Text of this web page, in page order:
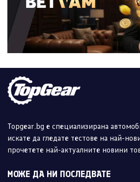
Topgear.bg е специализирана
искате да гледате тестове на най-
прочетете най-актуалните новини
МОЖЕ ДА НИ ПОСЛЕДВАТЕ